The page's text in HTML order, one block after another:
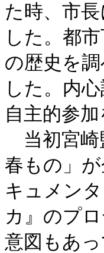
た時、市
した。都
の歴史を
した。内
自主的参
当初宮崎
春もの」
キュメン
カ』のプ
意図もあ